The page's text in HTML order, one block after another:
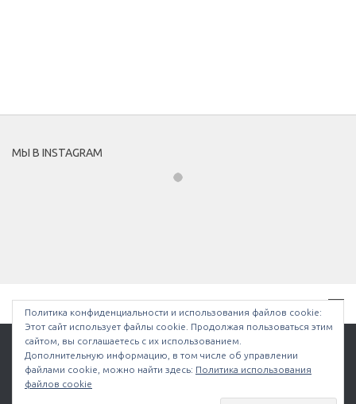
МЫ В INSTAGRAM
Bullethell.ru © 2026. Все права защищены.
Политика конфиденциальности и использования файлов сookie:
Этот сайт использует файлы cookie. Продолжая пользоваться этим
сайтом, вы соглашаетесь с их использованием.
Дополнительную информацию, в том числе об управлении
файлами cookie, можно найти здесь: Политика использования
файлов cookie